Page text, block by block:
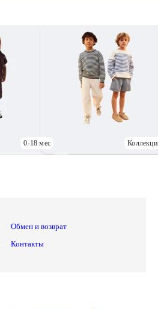
0-18 мес
Обмен и возврат
Контакты